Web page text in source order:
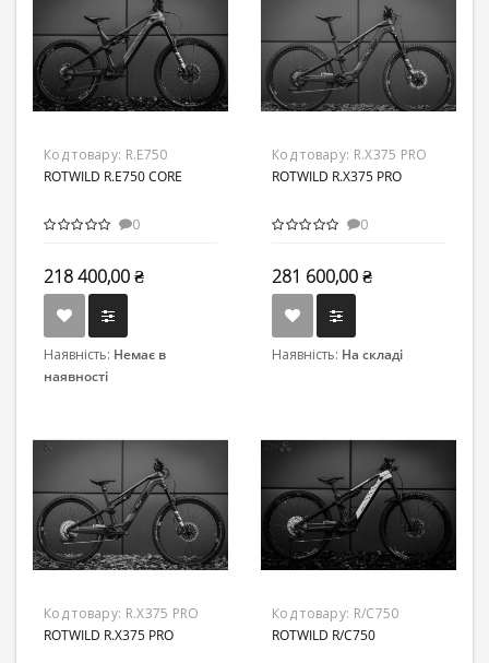
Код товару: R.E750
ROTWILD R.E750 CORE
0
218 400,00 ₴
Наявність: Немає в
наявності
Код товару: R.X375 PRO
ROTWILD R.X375 PRO
0
281 600,00 ₴
Наявність: На складі
Код товару: R.X375 PRO
ROTWILD R.X375 PRO
Код товару: R/C750
ROTWILD R/C750